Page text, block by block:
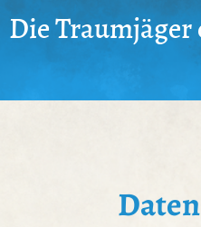
Die Traumjäger